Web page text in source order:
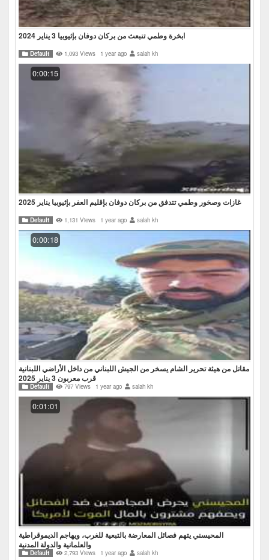
ابخرة وطمي تنبعث من بركان دوفان بإثيوبيا 3 يناير 2024
Default 1,093 Views 1 year ago salah kh
0:00:15
غازات وصخور وطمي تتدفق من بركان دوفان بإقليم العفر بإثيوبيا يناير 2025
Default 1,131 Views 1 year ago salah kh
0:00:18
مقاتل من هيئة تحرير الشام يسخر من الجيش اللبناني من داخل الأراضي اللبنانية
قرب معربون 3 يناير 2025
Default 797 Views 1 year ago salah kh
0:01:01
المحيسني يتهم فصائل المعارضة بالتبعية للغرب، ويهاجم الديموقراطية
والعلمانية والدولة المدنية
Default 2,793 Views 1 year ago salah kh